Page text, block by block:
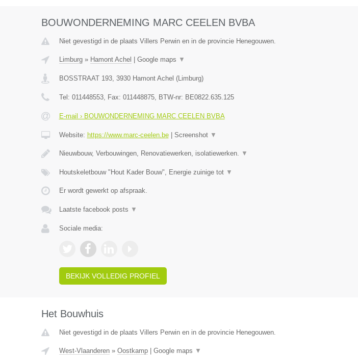
BOUWONDERNEMING MARC CEELEN BVBA
Niet gevestigd in de plaats Villers Perwin en in de provincie Henegouwen.
Limburg» Hamont Achel Google maps ▼
BOSSTRAAT 193, 3930 Hamont Achel (Limburg)
Tel: 011448553, Fax: 011448875, BTW-nr: BE0822.635.125
E-mail › BOUWONDERNEMING MARC CEELEN BVBA
Website: https://www.marc-ceelen.be| Screenshot ▼
Nieuwbouw, Verbouwingen, Renovatiewerken, isolatiewerken. ▼
Houtskeletbouw "Hout Kader Bouw", Energie zuinige tot ▼
Er wordt gewerkt op afspraak.
Laatste facebook posts ▼
Sociale media:
BEKIJK VOLLEDIG PROFIEL
Het Bouwhuis
Niet gevestigd in de plaats Villers Perwin en in de provincie Henegouwen.
West-Vlaanderen» Oostkamp| Google maps ▼